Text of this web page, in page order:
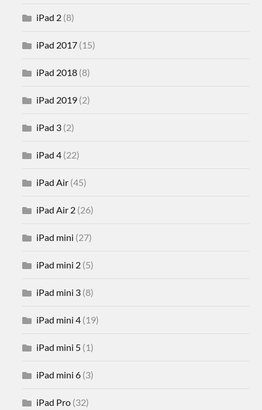
iPad 2 (8)
iPad 2017 (15)
iPad 2018 (8)
iPad 2019 (2)
iPad 3 (2)
iPad 4 (22)
iPad Air (45)
iPad Air 2 (26)
iPad mini (27)
iPad mini 2 (5)
iPad mini 3 (8)
iPad mini 4 (19)
iPad mini 5 (1)
iPad mini 6 (3)
iPad Pro (32)